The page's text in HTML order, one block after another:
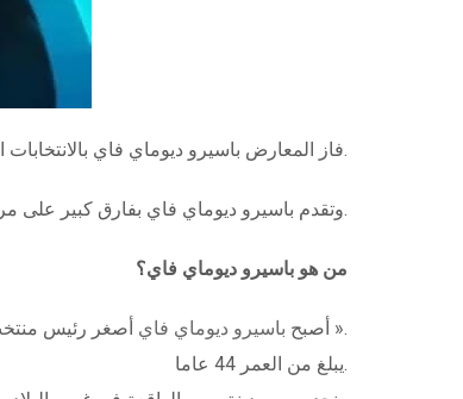
فاز المعارض باسيرو ديوماي فاي بالانتخابات الرئاسية في السنغال من الدورة الأولى بحصوله على 54.28 بالمئة من الأصوات، وفقا للنتائج الرسمية الأولية التي اعلنت الأربعاء.
وتقدم باسيرو ديوماي فاي بفارق كبير على مرشح الائتلاف الحاكم أمادو با الذي حصل على 35.79 في المئة.
من هو باسيرو ديوماي فاي؟
– أصبح باسيرو ديوماي فاي أصغر رئيس
، وفقما ذكرت هيئة الإذاعة البريطانية « بي بي سي ».
يبلغ من العمر 44 عاما.